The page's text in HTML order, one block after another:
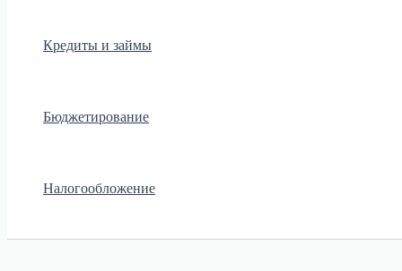
Кредиты и займы
Бюджетирование
Налогообложение